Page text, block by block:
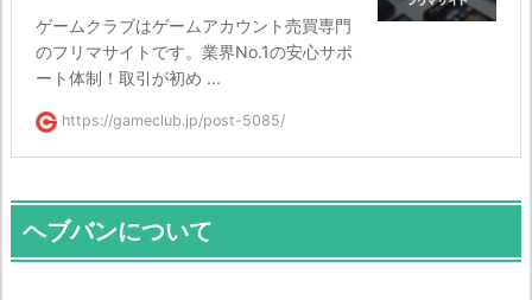
ゲームクラブはゲームアカウント売買専門
のフリマサイトです。業界No.1の安心サポ
ート体制！取引が初め ...
https://gameclub.jp/post-5085/
ヘブバンについて